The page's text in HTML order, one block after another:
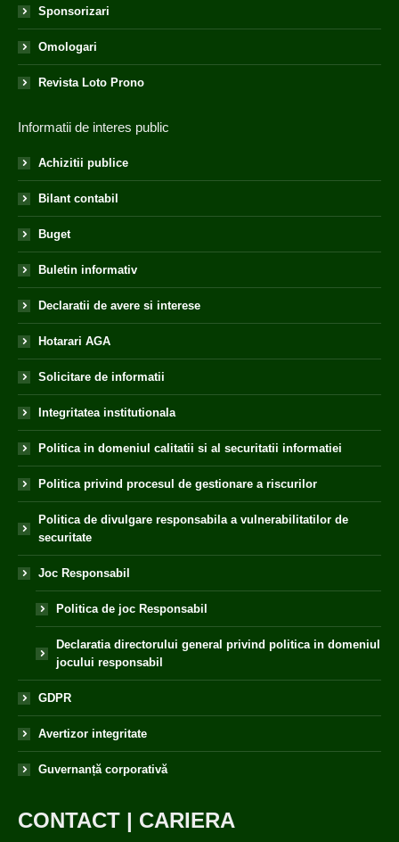
Sponsorizari
Omologari
Revista Loto Prono
Informatii de interes public
Achizitii publice
Bilant contabil
Buget
Buletin informativ
Declaratii de avere si interese
Hotarari AGA
Solicitare de informatii
Integritatea institutionala
Politica in domeniul calitatii si al securitatii informatiei
Politica privind procesul de gestionare a riscurilor
Politica de divulgare responsabila a vulnerabilitatilor de
securitate
Joc Responsabil
Politica de joc Responsabil
Declaratia directorului general privind politica in domeniul
jocului responsabil
GDPR
Avertizor integritate
Guvernanță corporativă
CONTACT | CARIERA